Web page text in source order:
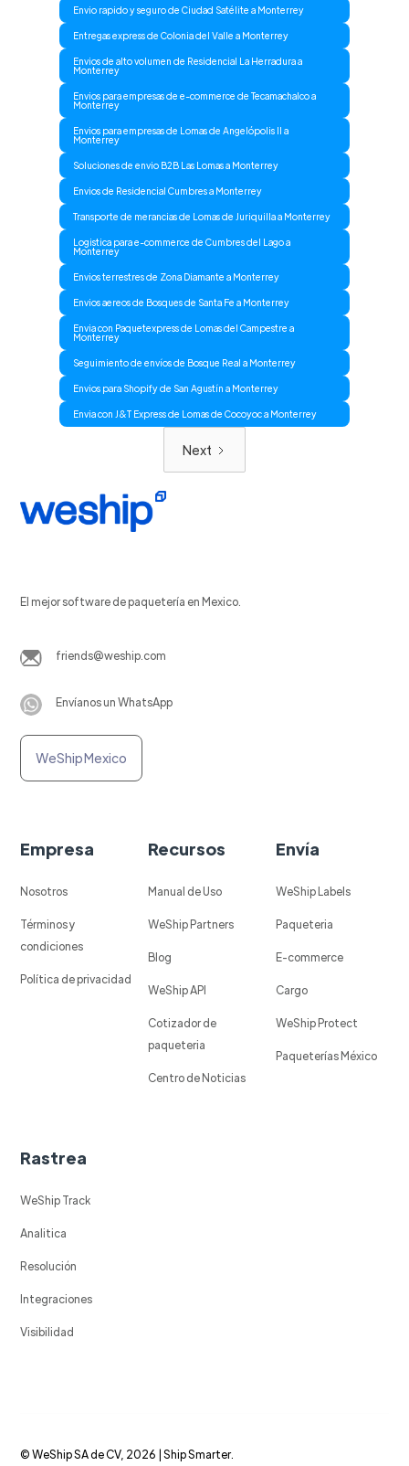
Envio rapido y seguro de Ciudad Satélite a Monterrey
Entregas express de Colonia del Valle a Monterrey
Envios de alto volumen de Residencial La Herradura a
Monterrey
Envios para empresas de e-commerce de Tecamachalco a
Monterrey
Envios para empresas de Lomas de Angelópolis II a
Monterrey
Soluciones de envio B2B Las Lomas a Monterrey
Envios de Residencial Cumbres a Monterrey
Transporte de merancias de Lomas de Juriquilla a Monterrey
Logistica para e-commerce de Cumbres del Lago a
Monterrey
Envios terrestres de Zona Diamante a Monterrey
Envios aereos de Bosques de Santa Fe a Monterrey
Envia con Paquetexpress de Lomas del Campestre a
Monterrey
Seguimiento de envíos de Bosque Real a Monterrey
Envios para Shopify de San Agustín a Monterrey
Envia con J&T Express de Lomas de Cocoyoc a Monterrey
Next
El mejor software de paquetería en Mexico.
friends@weship.com
Envíanos un WhatsApp
WeShip Mexico
Empresa
Nosotros
Términos y
condiciones
Política de privacidad
Recursos
Manual de Uso
WeShip Partners
Blog
WeShip API
Cotizador de
paqueteria
Centro de Noticias
Envía
WeShip Labels
Paqueteria
E-commerce
Cargo
WeShip Protect
Paqueterías México
Rastrea
WeShip Track
Analitica
Resolución
Integraciones
Visibilidad
© WeShip SA de CV, 2026 | Ship Smarter.